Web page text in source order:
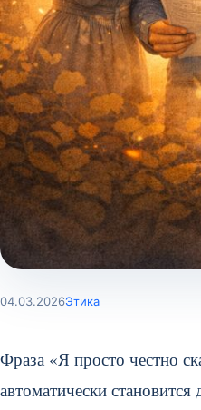
04.03.2026Этика
Фраза «Я просто честно
автоматически